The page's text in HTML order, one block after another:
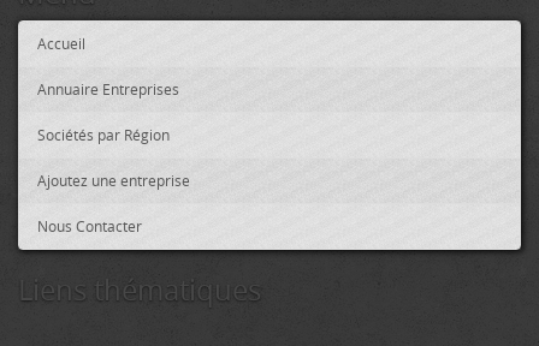
Accueil
Annuaire Entreprises
Sociétés par Région
Ajoutez une entreprise
Nous Contacter
Liens thématiques